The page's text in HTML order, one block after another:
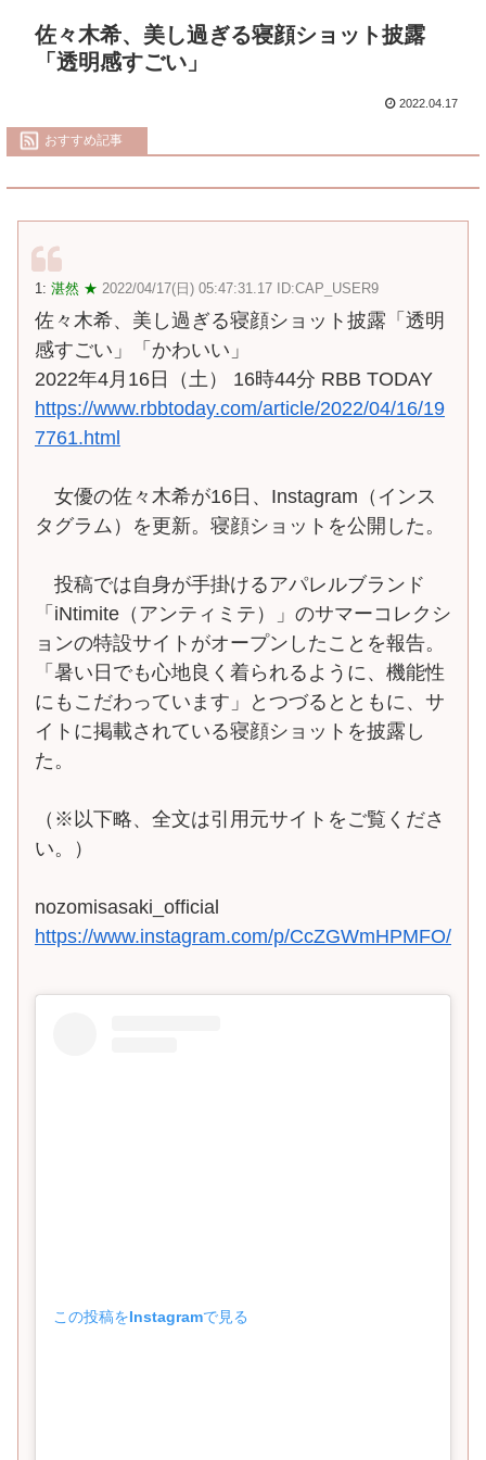
佐々木希、美し過ぎる寝顔ショット披露
「透明感すごい」
2022.04.17
おすすめ記事
1: 湛然 ★ 2022/04/17(日) 05:47:31.17 ID:CAP_USER9
佐々木希、美し過ぎる寝顔ショット披露「透明
感すごい」「かわいい」
2022年4月16日（土） 16時44分 RBB TODAY
https://www.rbbtoday.com/article/2022/04/16/19
7761.html
女優の佐々木希が16日、Instagram（インス
タグラム）を更新。寝顔ショットを公開した。
投稿では自身が手掛けるアパレルブランド
「iNtimite（アンティミテ）」のサマーコレクシ
ョンの特設サイトがオープンしたことを報告。
「暑い日でも心地良く着られるように、機能性
にもこだわっています」とつづるとともに、サ
イトに掲載されている寝顔ショットを披露し
た。
（※以下略、全文は引用元サイトをご覧くださ
い。）
nozomisasaki_official
https://www.instagram.com/p/CcZGWmHPMFO/
この投稿をInstagramで見る